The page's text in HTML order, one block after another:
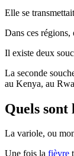
Elle se
Dans ces régions,
Il existe deux
La seconde
au Kenya, au
Quels sont
La variole, ou
Une fois la fièvre